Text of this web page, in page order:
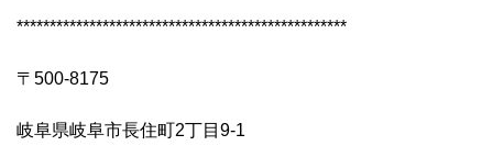
**************************************************
〒500-8175
岐阜県岐阜市長住町2丁目9-1